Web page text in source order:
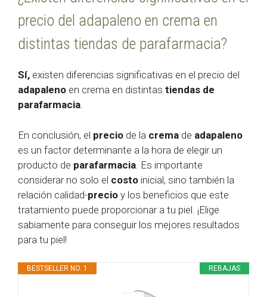
precio del adapaleno en crema en
distintas tiendas de parafarmacia?
Sí, existen diferencias significativas en el precio del
adapaleno en crema en distintas tiendas de
parafarmacia.
En conclusión, el precio de la crema de adapaleno
es un factor determinante a la hora de elegir un
producto de parafarmacia . Es importante
considerar no solo el costo inicial, sino también la
relación calidad-precio y los beneficios que este
tratamiento puede proporcionar a tu piel. ¡Elige
sabiamente para conseguir los mejores resultados
para tu piel!
REBAJAS
BESTSELLER NO. 1